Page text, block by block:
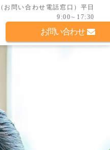
（お問い合わせ電話窓口） 平日
9:00∼17:30
お問い合わせ